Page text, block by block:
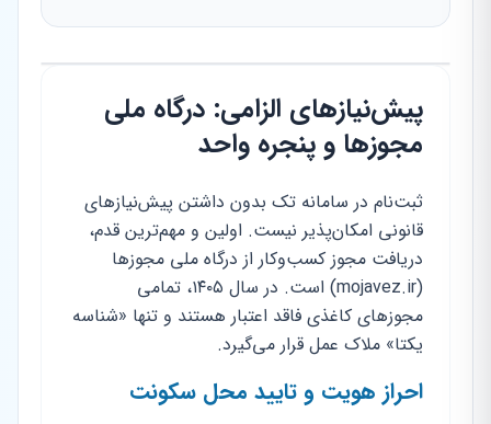
پیش‌نیازهای الزامی: درگاه ملی
مجوزها و پنجره واحد
ثبت‌نام در سامانه تک بدون داشتن پیش‌نیازهای
قانونی امکان‌پذیر نیست. اولین و مهم‌ترین قدم،
دریافت مجوز کسب‌وکار از درگاه ملی مجوزها
(mojavez.ir) است. در سال ۱۴۰۵، تمامی
مجوزهای کاغذی فاقد اعتبار هستند و تنها «شناسه
یکتا» ملاک عمل قرار می‌گیرد.
احراز هویت و تایید محل سکونت